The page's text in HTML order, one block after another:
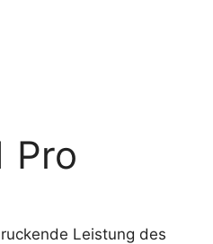
Pro
Leistung des